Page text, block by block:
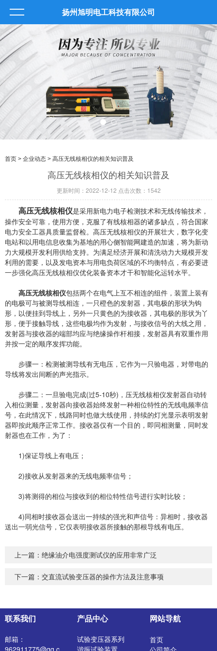
扬州旭明电工科技有限公司
首页 > 企业动态 > 高压无线核相仪的相关知识普及
高压无线核相仪的相关知识普及
更新时间：2022-12-12 点击次数：1542
高压无线核相仪是采用新电力电子检测技术和无线传输技术，
操作安全可靠，使用方便，克服了有线核相器的诸多缺点，符合国家
电力安全工器具质量监督检。高压无线核相仪的开展壮大，数字化变
电站和以用电信息收集为基地的用心侧智能网建造的加速，将为新动
力大规模开发利用供给支持。为满足经济开展和清洗动力大规模开发
利用的需要，以及发电资本与用电负荷区域的不均衡特点，有必要进
一步强化高压无线核相仪优化装备资本才干和智能化运转水平。
高压无线核相仪包括两个在电气上互不相连的组件，装置上装有
的电极可与被测导线相连，一只橙色的发射器，其电极的形状为钩
形，以便挂到导线上，另外一只黄色的为接收器，其电极的形状为丫
形，便于接触导线，这些电极均作为发射，与接收信号的大线之用，
发射器与接收器的端部均应与绝缘操作杆相接，发射器具有双重作用
并按一定的顺序发挥功能。
步骤一：检测被测导线有无电压，它作为一只验电器，对带电的
导线将发出间断的声光指示。
步骤二：一旦验电完成(过5-10秒)，压无线核相仪发射器自动转
入相位测量，发射器向接收器始终发射一种相位特性的无线电频率信
号，在此情况下，线路同时也做大线使用，持续的灯光显示表明发射
器即按此顺序正常工作。接收器仅有一个目的，即同相测量，同时发
射器也在工作，为了：
1)保证导线上有电压；
2)接收从发射器来的无线电频率信号；
3)将测得的相位与接收到的相位特性信号进行实时比较；
4)同相时接收器会送出一持续的强光和声信号：异相时，接收器
送出一弱光信号，它仅表明接收器所接触的那根导线有电压。
上一篇： 绝缘油介电强度测试仪的应用非常广泛
下一篇： 交直流试验变压器的操作方法及注意事项
联系我们
邮箱：
962911775@qq.c
产品中心
试验变压器系列
谐振试验装置
网站导航
首页